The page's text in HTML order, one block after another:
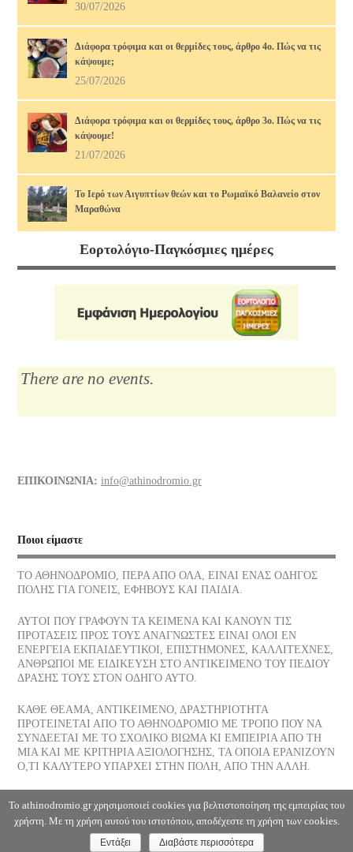
30/07/2026
Διάφορα τρόφιμα και οι θερμίδες τους, άρθρο 4ο. Πώς να τις
κάψουμε;
25/07/2026
Διάφορα τρόφιμα και οι θερμίδες τους, άρθρο 3ο. Πώς να τις
κάψουμε!
21/07/2026
Το Ιερό των Αιγυπτίων θεών και το Ρωμαϊκό Βαλανείο στον
Μαραθώνα
17/07/2026
Διάφορα τρόφιμα και οι θερμίδες τους, άρθρο 2ο. Πώς να τις
κάψουμε!
Μαρία Κάλλας, η αιώνια: οι ωραιότερες άριες
07/07/2026
Οι νεώσοικοι του Πειραιά, ένα σοβαρό στήριγμα της αρχαίας
03/07/2026
Το παγωτό, η λιχουδιά του Καλοκαιριού ποια είναι η διατροφική
του αξία
Αφυδάτωση
29/06/2026
Η Θάλασσα, Κλωντ Ντεμπυσσύ
28/06/2026
Εορτολόγιο-Παγκόσμιες ημέρες
There are no events.
ΕΠΙΚΟΙΝΩΝΙΑ: info@athinodromio.gr
Ποιοι είμαστε
ΤΟ ΑΘΗΝΟΔΡΟΜΙΟ, ΠΕΡΑ ΑΠΟ ΟΛΑ, ΕΙΝΑΙ ΕΝΑΣ ΟΔΗΓΟΣ
ΠΟΛΗΣ ΓΙΑ ΓΟΝΕΙΣ, ΕΦΗΒΟΥΣ ΚΑΙ ΠΑΙΔΙΑ.
ΑΥΤΟΙ ΠΟΥ ΓΡΑΦΟΥΝ ΤΑ ΚΕΙΜΕΝΑ ΚΑΙ ΚΑΝΟΥΝ ΤΙΣ
ΠΡΟΤΑΣΕΙΣ ΠΡΟΣ ΤΟΥΣ ΑΝΑΓΝΩΣΤΕΣ ΕΙΝΑΙ ΟΛΟΙ ΕΝ
ΕΝΕΡΓΕΙΑ ΕΚΠΑΙΔΕΥΤΙΚΟΙ, ΕΠΙΣΤΗΜΟΝΕΣ, ΚΑΛΛΙΤΕΧΝΕΣ,
ΑΝΘΡΩΠΟΙ ΜΕ ΕΙΔΙΚΕΥΣΗ ΣΤΟ ΑΝΤΙΚΕΙΜΕΝΟ ΤΟΥ ΠΕΔΙΟΥ
ΔΡΑΣΗΣ ΤΟΥΣ ΣΤΟΝ ΟΔΗΓΟ ΑΥΤΟ.
ΚΑΘΕ ΘΕΑΜΑ, ΑΝΤΙΚΕΙΜΕΝΟ, ΔΡΑΣΤΗΡΙΟΤΗΤΑ
ΠΡΟΤΕΙΝΕΤΑΙ ΑΠΟ ΤΟ ΑΘΗΝΟΔΡΟΜΙΟ ΜΕ ΤΡΟΠΟ ΠΟΥ ΝΑ
ΣΥΝΔΕΕΤΑΙ ΜΕ ΤΟ ΣΧΟΛΙΚΟ ΒΙΩΜΑ ΚΙ ΕΜΠΕΙΡΙΑ ΑΠΟ ΤΗ
ΜΙΑ ΚΑΙ ΜΕ ΚΡΙΤΗΡΙΑ ΑΞΙΟΛΟΓΗΣΗΣ, ΤΑ ΟΠΟΙΑ ΕΡΑΝΙΖΟΥΝ
Ο,ΤΙ ΚΑΛΥΤΕΡΟ ΥΠΑΡΧΕΙ ΣΤΗΝ ΠΟΛΗ, ΑΠΟ ΤΗΝ ΑΛΛΗ.
Copyright ©2026. Αθηνοδρόμιο
Το athinodromio.gr χρησιμοποιεί cookies για βελτιστοποίηση της εμπειρίας του
χρήστη. Με τη χρήση αυτού του ιστοτόπου, αποδέχεστε τη χρήση των cookies.
Εντάξει Διαβάστε περισσότερα